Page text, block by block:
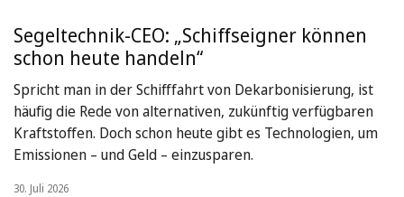
Segeltechnik-CEO: „Schiffseigner können
schon heute handeln“
Spricht man in der Schifffahrt von Dekarbonisierung, ist
häufig die Rede von alternativen, zukünftig verfügbaren
Kraftstoffen. Doch schon heute gibt es Technologien, um
Emissionen – und Geld – einzusparen.
30. Juli 2026